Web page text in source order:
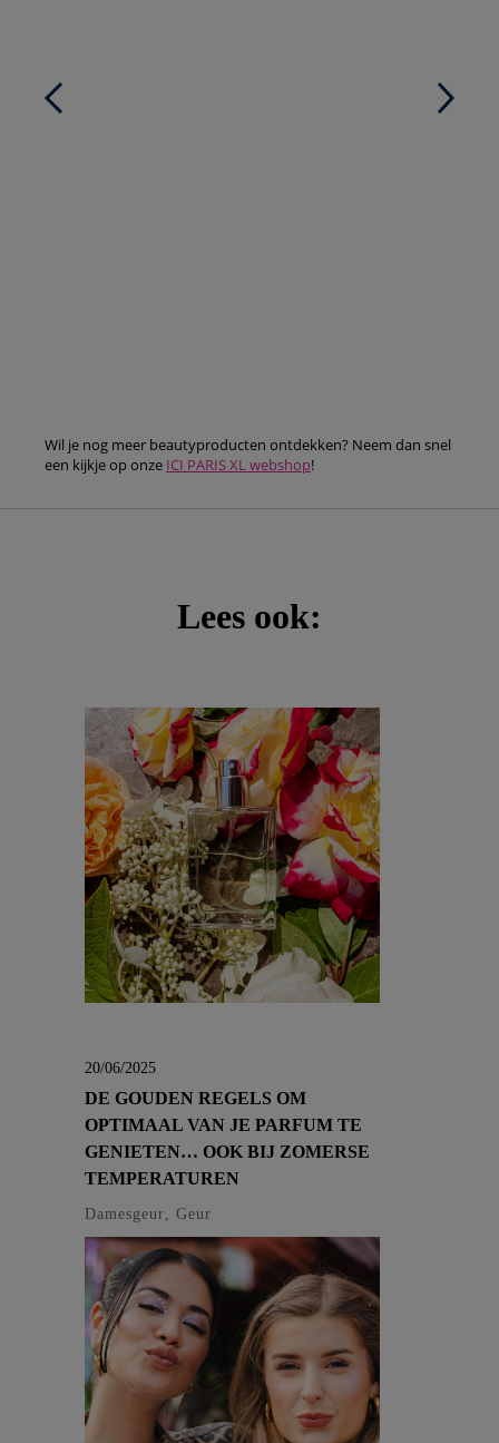
Wil je nog meer beautyproducten ontdekken? Neem dan snel
een kijkje op onze ICI PARIS XL webshop!
Lees ook:
20/06/2025
DE GOUDEN REGELS OM
OPTIMAAL VAN JE PARFUM TE
GENIETEN… OOK BIJ ZOMERSE
TEMPERATUREN
Damesgeur, Geur